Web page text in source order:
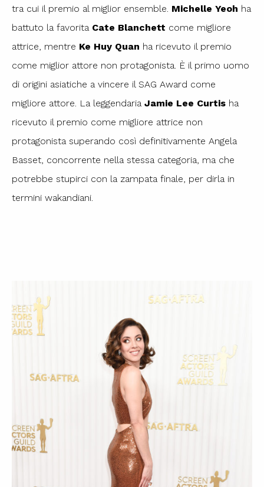
tra cui il premio al miglior ensemble. Michelle Yeoh ha
battuto la favorita Cate Blanchett come migliore
attrice, mentre Ke Huy Quan ha ricevuto il premio
come miglior attore non protagonista. È il primo uomo
di origini asiatiche a vincere il SAG Award come
migliore attore. La leggendaria Jamie Lee Curtis ha
ricevuto il premio come migliore attrice non
protagonista superando così definitivamente Angela
Basset, concorrente nella stessa categoria, ma che
potrebbe stupirci con la zampata finale, per dirla in
termini wakandiani.